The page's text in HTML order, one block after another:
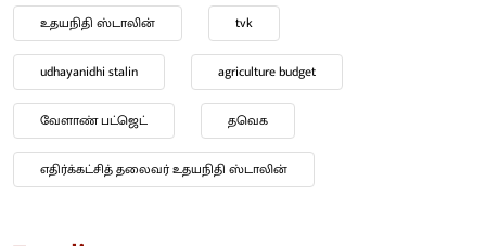
உதயநிதி ஸ்டாலின் tvk
udhayanidhi stalin agriculture budget
வேளாண் பட்ஜெட் தவெக
எதிர்க்கட்சித் தலைவர் உதயநிதி ஸ்டாலின்